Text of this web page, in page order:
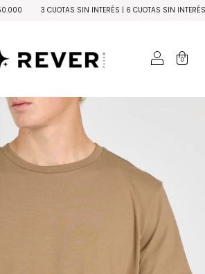
3 CUOTAS SIN INTERÉS | 6 CUOTAS SIN INTERÉS
0